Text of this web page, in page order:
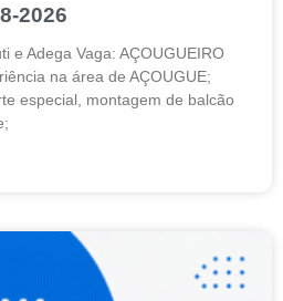
2026
e Adega Vaga: AÇOUGUEIRO
na área de AÇOUGUE;
especial, montagem de balcão